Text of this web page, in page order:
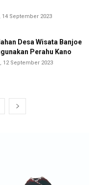
14 September 2023
Desa Wisata Banjoe
Perahu Kano
12 September 2023